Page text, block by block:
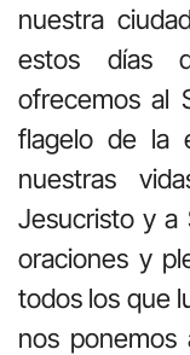
nuestra
estos días
ofrecemos al
flagelo de la
nuestras
Jesucristo y a
oraciones y
todos los que
nos ponemos